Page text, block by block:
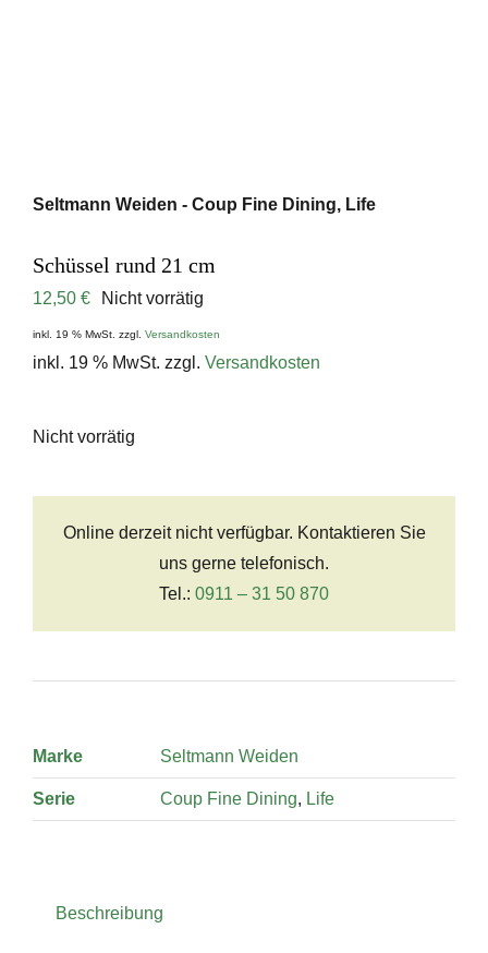
Seltmann Weiden - Coup Fine Dining, Life
Schüssel rund 21 cm
12,50 € Nicht vorrätig
inkl. 19 % MwSt. zzgl. Versandkosten
inkl. 19 % MwSt. zzgl. Versandkosten
Nicht vorrätig
Online derzeit nicht verfügbar. Kontaktieren Sie
uns gerne telefonisch.
Tel.: 0911 – 31 50 870
Marke Seltmann Weiden
Serie Coup Fine Dining, Life
Beschreibung